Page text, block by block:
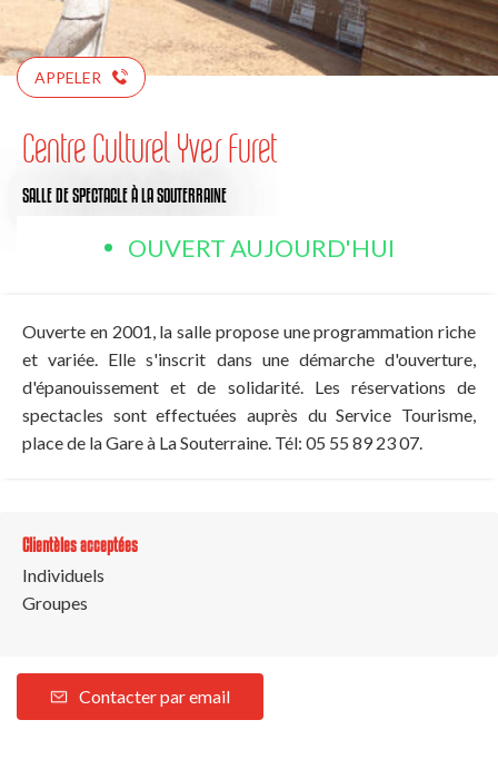
APPELER
Centre Culturel Yves Furet
SALLE DE SPECTACLEÀ LA SOUTERRAINE
OUVERT AUJOURD'HUI
Ouverte en 2001, la salle propose une programmation riche
et variée. Elle s'inscrit dans une démarche d'ouverture,
d'épanouissement et de solidarité. Les réservations de
spectacles sont effectuées auprès du Service Tourisme,
place de la Gare à La Souterraine. Tél: 05 55 89 23 07.
Clientèles acceptées
Individuels
Groupes
Contacter par email